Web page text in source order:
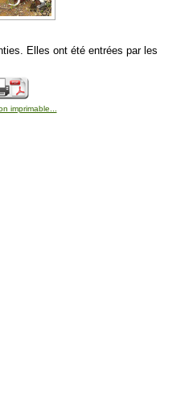
Elles ont été entrées par les
imprimable...